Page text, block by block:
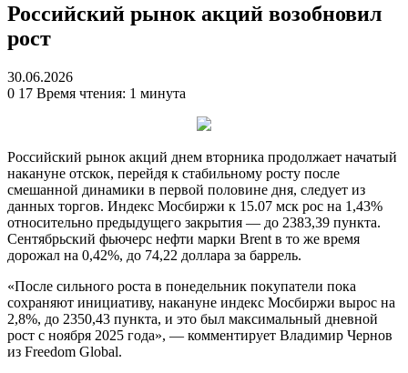
Российский рынок акций возобновил
рост
30.06.2026
0 17 Время чтения: 1 минута
Российский рынок акций днем вторника продолжает начатый
накануне отскок, перейдя к стабильному росту после
смешанной динамики в первой половине дня, следует из
данных торгов. Индекс Мосбиржи к 15.07 мск рос на 1,43%
относительно предыдущего закрытия — до 2383,39 пункта.
Сентябрьский фьючерс нефти марки Brent в то же время
дорожал на 0,42%, до 74,22 доллара за баррель.
«После сильного роста в понедельник покупатели пока
сохраняют инициативу, накануне индекс Мосбиржи вырос на
2,8%, до 2350,43 пункта, и это был максимальный дневной
рост с ноября 2025 года», — комментирует Владимир Чернов
из Freedom Global.